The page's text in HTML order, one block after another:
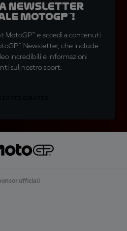
newsletter
MotoGP™!
MotoGP™ e accedi a contenuti
Newsletter, che include
incredibili e informazioni
sul nostro sport.
ufficiali